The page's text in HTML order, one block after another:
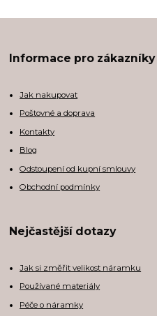
Informace pro zákazníky
Jak nakupovat
Poštovné a doprava
Kontakty
Blog
Odstoupení od kupní smlouvy
Obchodní podmínky
Nejčastější dotazy
Jak si změřit velikost náramku
Používané materiály
Péče o náramky